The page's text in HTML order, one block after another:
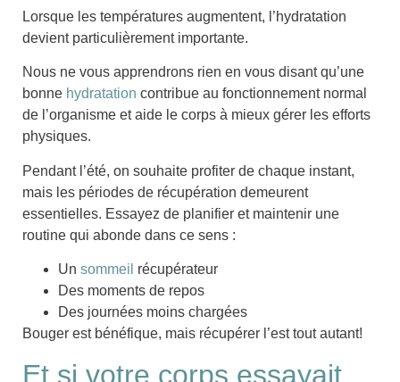
Lorsque les températures augmentent, l’hydratation
devient particulièrement importante.
Nous ne vous apprendrons rien en vous disant qu’une
bonne hydratation contribue au fonctionnement normal
de l’organisme et aide le corps à mieux gérer les efforts
physiques.
Pendant l’été, on souhaite profiter de chaque instant,
mais les périodes de récupération demeurent
essentielles. Essayez de planifier et maintenir une
routine qui abonde dans ce sens :
Un sommeil récupérateur
Des moments de repos
Des journées moins chargées
Bouger est bénéfique, mais récupérer l’est tout autant!
Et si votre corps essayait